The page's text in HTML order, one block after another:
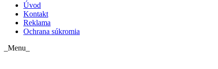
Úvod
Kontakt
Reklama
Ochrana súkromia
_Menu_